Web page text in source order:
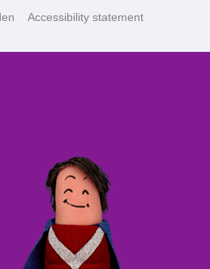
Accessibility statement